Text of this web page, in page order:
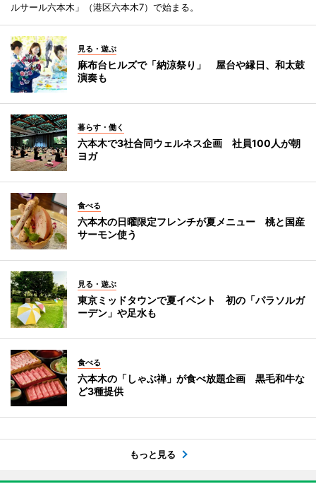
ルサール六本木」（港区六本木7）で始まる。
見る・遊ぶ
麻布台ヒルズで「納涼祭り」 屋台や縁日、和太鼓
演奏も
暮らす・働く
六本木で3社合同ウェルネス企画 社員100人が朝
ヨガ
食べる
六本木の日曜限定フレンチが夏メニュー 桃と国産
サーモン使う
見る・遊ぶ
東京ミッドタウンで夏イベント 初の「パラソルガ
ーデン」や足水も
食べる
六本木の「しゃぶ禅」が食べ放題企画 黒毛和牛な
ど3種提供
もっと見る